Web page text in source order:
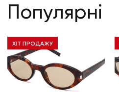
Популярні
ХІТ ПРОДАЖУ